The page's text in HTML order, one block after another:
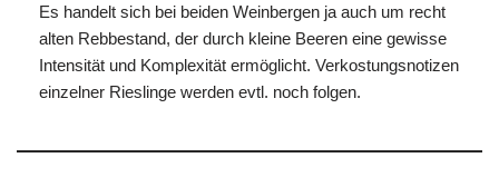
Es handelt sich bei beiden Weinbergen ja auch um recht
alten Rebbestand, der durch kleine Beeren eine gewisse
Intensität und Komplexität ermöglicht. Verkostungsnotizen
einzelner Rieslinge werden evtl. noch folgen.